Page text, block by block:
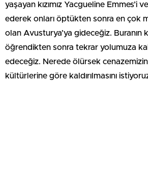
yaşayan kızımız Yacgueline Emmes’i
ederek onları öptükten sonra en çok
olan Avusturya’ya gideceğiz. Buranın
öğrendikten sonra tekrar yolumuza
edeceğiz. Nerede ölürsek
kültürlerine göre kaldırılmasını